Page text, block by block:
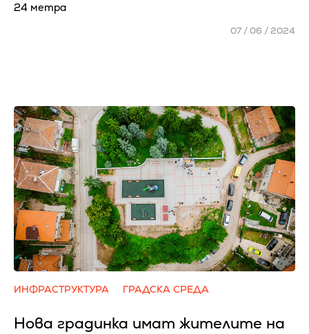
24 метра
07 / 06 / 2024
ИНФРАСТРУКТУРА ГРАДСКА СРЕДА
Нова градинка имат жителите на